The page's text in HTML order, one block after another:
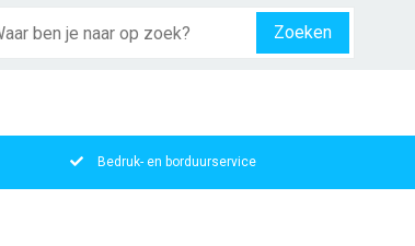
Zoeken
Bedruk- en borduurservice